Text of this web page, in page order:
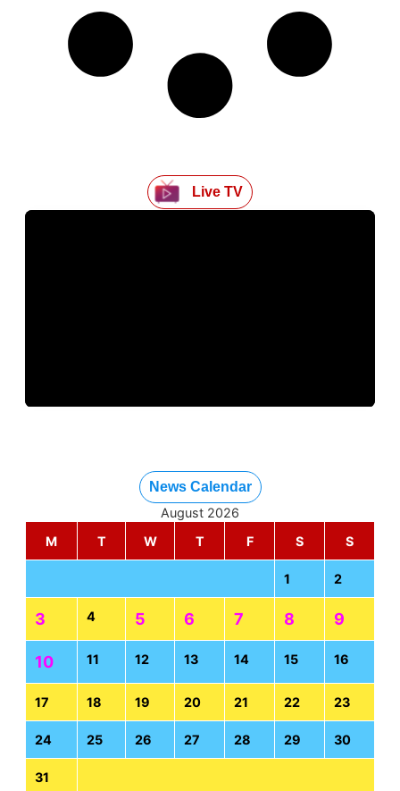
Live TV
News Calendar
August 2026
M
T W T F S S
1 2
3 4 5 6 7 8 9
10 11 12 13 14 15 16
17 18 19 20 21 22 23
24 25 26 27 28 29 30
31